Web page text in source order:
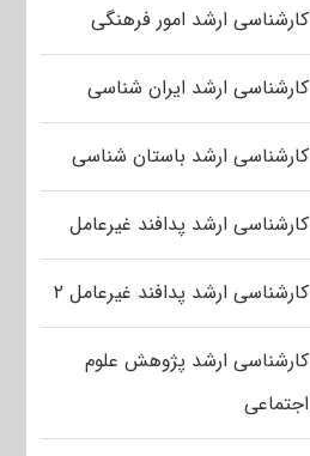
کارشناسی ارشد امور فرهنگی
کارشناسی ارشد ایران شناسی
کارشناسی ارشد باستان شناسی
کارشناسی ارشد پدافند غیرعامل
کارشناسی ارشد پدافند غیرعامل ۲
کارشناسی ارشد پژوهش علوم
اجتماعی